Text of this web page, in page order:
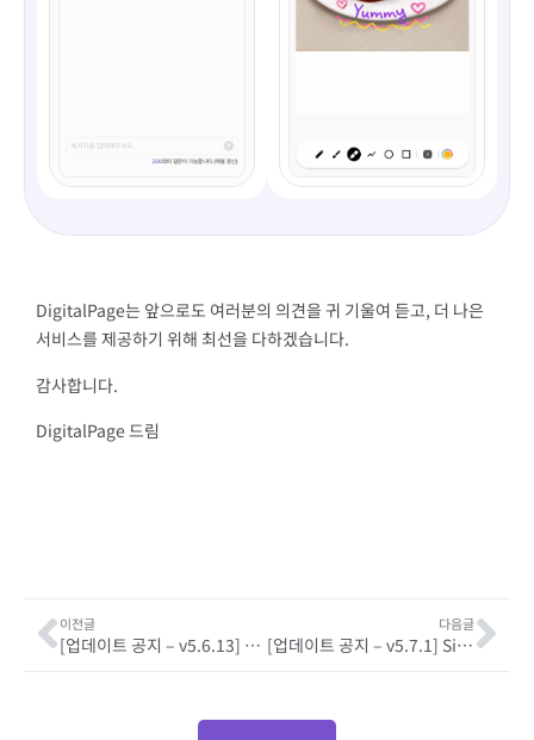
DigitalPage는 앞으로도 여러분의 의견을 귀 기울여 듣고, 더 나은
서비스를 제공하기 위해 최선을 다하겠습니다.
감사합니다.
DigitalPage 드림
이전글
[업데이트 공지 – v5.6.13] 시간/장소 태그 제안 기능
다음글
[업데이트 공지 – v5.7.1] Siri와 단축어로 더 빠르게 기록하세요 — DigitalPage 음성 명령 기능 추가